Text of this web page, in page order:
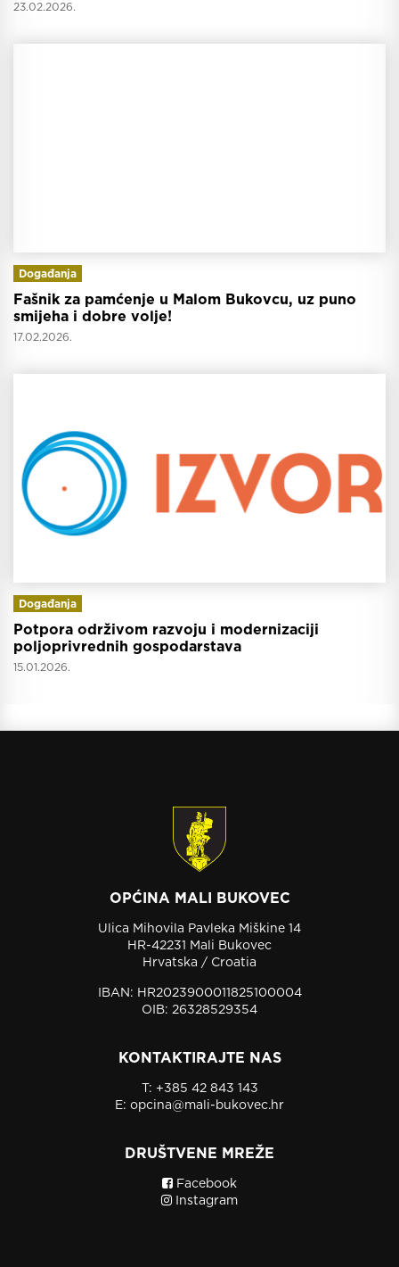
23.02.2026.
Događanja
Fašnik za pamćenje u Malom Bukovcu, uz puno
smijeha i dobre volje!
17.02.2026.
Događanja
Potpora održivom razvoju i modernizaciji
poljoprivrednih gospodarstava
15.01.2026.
OPĆINA MALI BUKOVEC
Ulica Mihovila Pavleka Miškine 14
HR-42231 Mali Bukovec
Hrvatska / Croatia
IBAN: HR2023900011825100004
OIB: 26328529354
KONTAKTIRAJTE NAS
T: +385 42 843 143
E: opcina@mali-bukovec.hr
DRUŠTVENE MREŽE
Facebook
Instagram